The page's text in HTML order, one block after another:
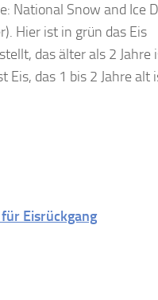
National Snow and Ice
. Hier ist in grün das Eis
das älter als 2 Jahre
Eis, das 1 bis 2 Jahre alt
Eisrückgang